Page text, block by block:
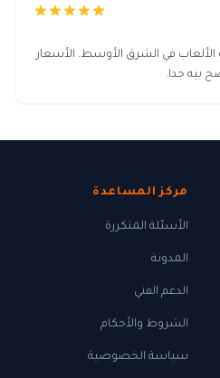
في الشرق الأوسط. الأسعار
بيه جدا.
مركز المساعدة
الأسئلة المتكررة
المدونة
الدعم الفني
الشروط والأحكام
سياسة الخصوصية